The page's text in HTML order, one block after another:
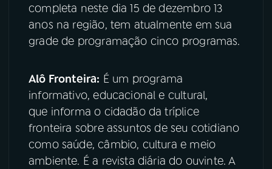
08FESTIVAL DE MÚSICA
YouTube Facebook
Instagram X
TikTok
completa neste dia 15 de dezembro 13
anos na região, tem atualmente em sua
grade de programação cinco programas.
Alô Fronteira: É um programa
informativo, educacional e cultural,
que informa o cidadão da tríplice
fronteira sobre assuntos de seu cotidiano
como saúde, câmbio, cultura e meio
ambiente. É a revista diária do ouvinte. A